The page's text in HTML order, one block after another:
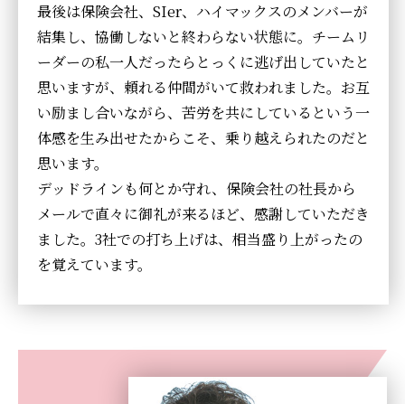
最後は保険会社、SIer、ハイマックスのメンバーが
結集し、協働しないと終わらない状態に。チームリ
ーダーの私一人だったらとっくに逃げ出していたと
思いますが、頼れる仲間がいて救われました。お互
い励まし合いながら、苦労を共にしているという一
体感を生み出せたからこそ、乗り越えられたのだと
思います。
デッドラインも何とか守れ、保険会社の社長から
メールで直々に御礼が来るほど、感謝していただき
ました。3社での打ち上げは、相当盛り上がったの
を覚えています。